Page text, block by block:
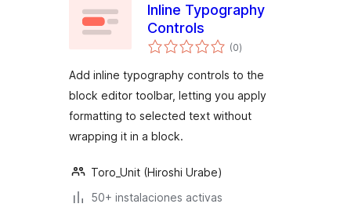
Inline Typography
Controls
(0total
de
)
Add inline typography controls to the
block editor toolbar, letting you apply
formatting to selected text without
wrapping it in a block.
Toro_Unit (Hiroshi Urabe)
50+ instalaciones activas